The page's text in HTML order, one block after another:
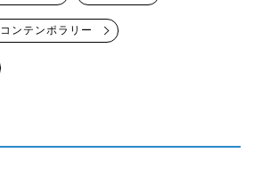
コンテンポラリー